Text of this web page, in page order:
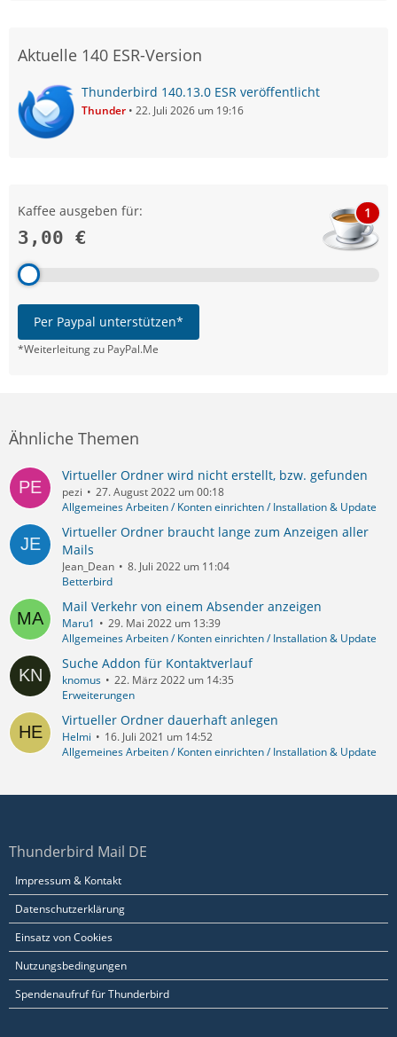
Aktuelle 140 ESR-Version
Thunderbird 140.13.0 ESR veröffentlicht
Thunder 22. Juli 2026 um 19:16
Kaffee ausgeben für:
3,00 €
1
Per Paypal unterstützen*
*Weiterleitung zu PayPal.Me
Ähnliche Themen
Virtueller Ordner wird nicht erstellt, bzw. gefunden
pezi
27. August 2022 um 00:18
Allgemeines Arbeiten / Konten einrichten / Installation & Update
Virtueller Ordner braucht lange zum Anzeigen aller
Mails
Jean_Dean
8. Juli 2022 um 11:04
Betterbird
Mail Verkehr von einem Absender anzeigen
Maru1
29. Mai 2022 um 13:39
Allgemeines Arbeiten / Konten einrichten / Installation & Update
Suche Addon für Kontaktverlauf
knomus
22. März 2022 um 14:35
Erweiterungen
Virtueller Ordner dauerhaft anlegen
Helmi
16. Juli 2021 um 14:52
Allgemeines Arbeiten / Konten einrichten / Installation & Update
Thunderbird Mail DE
Impressum & Kontakt
Datenschutzerklärung
Einsatz von Cookies
Nutzungsbedingungen
Spendenaufruf für Thunderbird